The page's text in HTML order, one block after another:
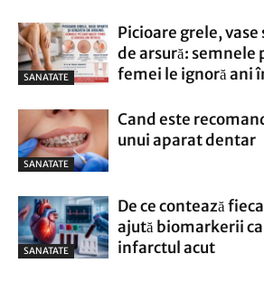
SANATATE
Picioare grele,
de arsură: semnele
femei le ignoră ani
SANATATE
Cand este
unui aparat dentar
SANATATE
De ce contează
ajută biomarkerii
infarctul acut